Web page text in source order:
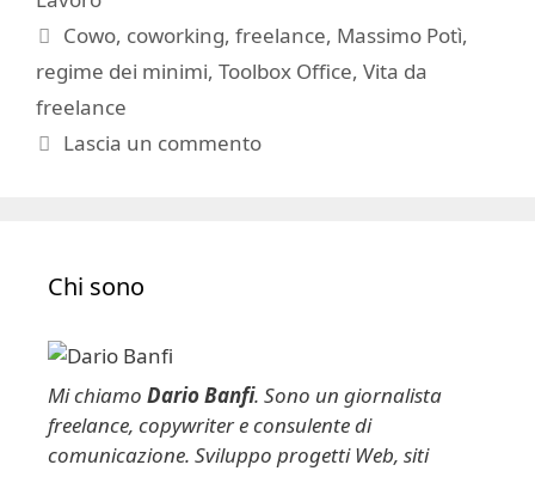
Tag
Cowo, coworking,freelance, Massimo Potì,
regime dei minimi, Toolbox Office, Vita da
freelance
Lascia un commento
Chi sono
Mi chiamo Dario Banfi. Sono un giornalista
freelance, copywriter e consulente di
comunicazione. Sviluppo progetti Web, siti